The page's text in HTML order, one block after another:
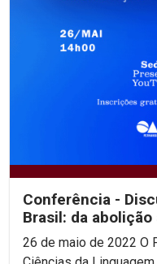
Conferência -
Brasil: da
26 de maio de 2022 O Programa de Pós-graduação em